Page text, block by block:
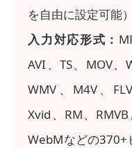
を自由に設定可能）
入力対応形式：
AVI、TS、MOV、
WMV、M4V、
Xvid、RM、RMVB
WebMなどの370+